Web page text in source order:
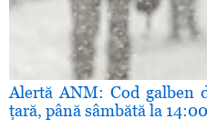
Alertă ANM: Cod galben
ţară, până sâmbătă la 14:00